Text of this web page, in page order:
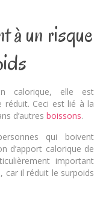
à un risque
calorique, elle est
réduit. Ceci est lié à la
d’autres boissons.
qui boivent
d’apport calorique de
important
car il réduit le surpoids